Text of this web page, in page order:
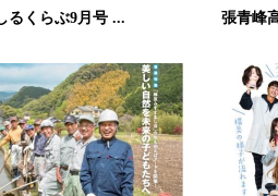
るくらぶ9月号 ...
張青峰